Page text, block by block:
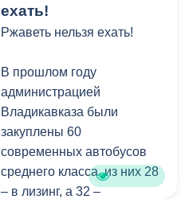
Акция "Ёлка желаний"
состоялась сегодня в
самоуправления
В предновогоднем
проекте приняли участие
Вячеслав Мильдзихов,
председатель Собрания
ехать!
Ржаветь нельзя ехать!
В прошлом году
администрацией
Владикавказа были
закуплены 60
современных автобусов
среднего класса, из них 28
– в лизинг, а 32 –